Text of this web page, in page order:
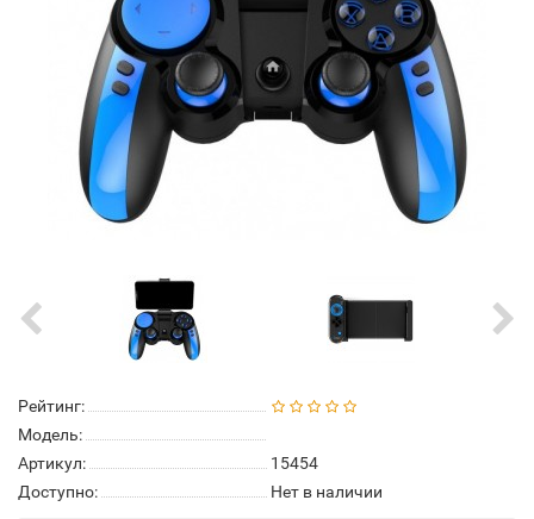
Рейтинг:
Модель:
Артикул:
15454
Доступно:
Нет в наличии